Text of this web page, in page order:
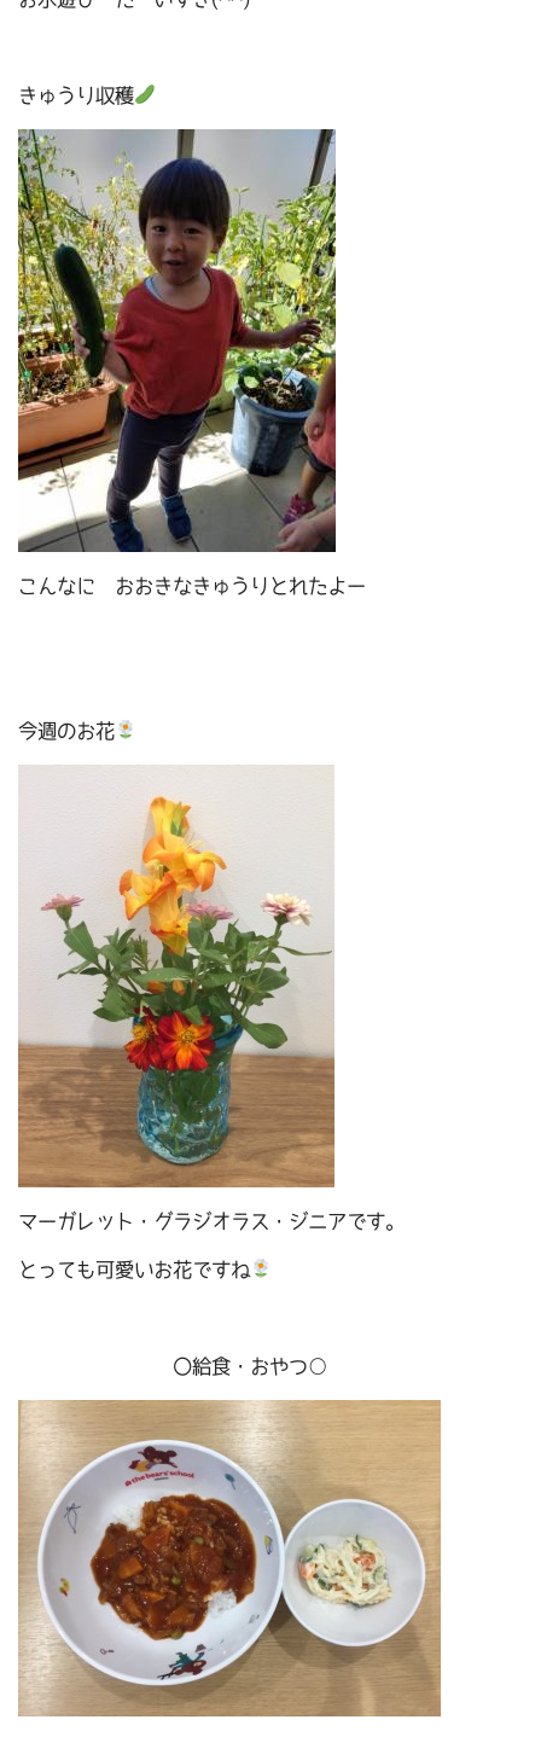
きゅうり収穫
こんなに おおきなきゅうりとれたよー
今週のお花
マーガレット・グラジオラス・ジニアです。
とっても可愛いお花ですね
〇給食・おやつ○